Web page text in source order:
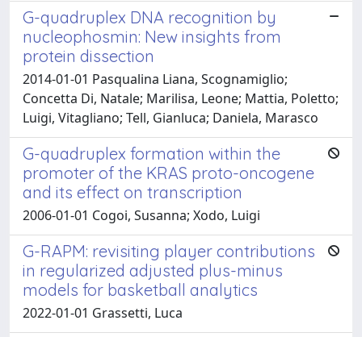
G-quadruplex DNA recognition by
nucleophosmin: New insights from
protein dissection
2014-01-01 Pasqualina Liana, Scognamiglio;
Concetta Di, Natale; Marilisa, Leone; Mattia, Poletto;
Luigi, Vitagliano; Tell, Gianluca; Daniela, Marasco
G-quadruplex formation within the
promoter of the KRAS proto-oncogene
and its effect on transcription
2006-01-01 Cogoi, Susanna; Xodo, Luigi
G-RAPM: revisiting player contributions
in regularized adjusted plus-minus
models for basketball analytics
2022-01-01 Grassetti, Luca